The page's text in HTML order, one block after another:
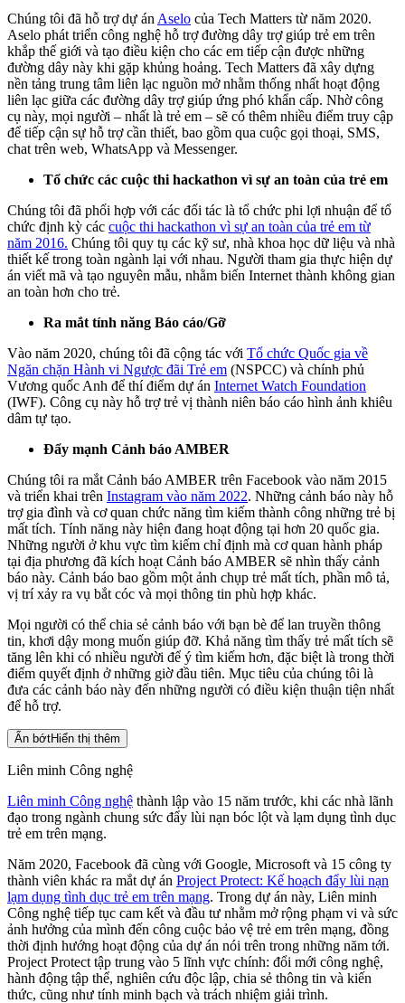
Chúng tôi đã hỗ trợ dự án Aselo của Tech Matters từ năm 2020.
Aselo phát triển công nghệ hỗ trợ đường dây trợ giúp trẻ em trên
khắp thế giới và tạo điều kiện cho các em tiếp cận được những
đường dây này khi gặp khủng hoảng. Tech Matters đã xây dựng
nền tảng trung tâm liên lạc nguồn mở nhằm thống nhất hoạt động
liên lạc giữa các đường dây trợ giúp ứng phó khẩn cấp. Nhờ công
cụ này, mọi người – nhất là trẻ em – sẽ có thêm nhiều điểm truy cập
để tiếp cận sự hỗ trợ cần thiết, bao gồm qua cuộc gọi thoại, SMS,
chat trên web, WhatsApp và Messenger.
Tổ chức các cuộc thi hackathon vì sự an toàn của trẻ em
Chúng tôi đã phối hợp với các đối tác là tổ chức phi lợi nhuận để tổ
chức định kỳ các cuộc thi hackathon vì sự an toàn của trẻ em từ
năm 2016. Chúng tôi quy tụ các kỹ sư, nhà khoa học dữ liệu và nhà
thiết kế trong toàn ngành lại với nhau. Người tham gia thực hiện dự
án viết mã và tạo nguyên mẫu, nhằm biến Internet thành không gian
an toàn hơn cho trẻ.
Ra mắt tính năng Báo cáo/Gỡ
Vào năm 2020, chúng tôi đã cộng tác với Tổ chức Quốc gia về
Ngăn chặn Hành vi Ngược đãi Trẻ em (NSPCC) và chính phủ
Vương quốc Anh để thí điểm dự án Internet Watch Foundation
(IWF). Công cụ này hỗ trợ trẻ vị thành niên báo cáo hình ảnh khiêu
dâm tự tạo.
Đẩy mạnh Cảnh báo AMBER
Chúng tôi ra mắt Cảnh báo AMBER trên Facebook vào năm 2015
và triển khai trên Instagram vào năm 2022. Những cảnh báo này hỗ
trợ gia đình và cơ quan chức năng tìm kiếm thành công những trẻ bị
mất tích. Tính năng này hiện đang hoạt động tại hơn 20 quốc gia.
Những người ở khu vực tìm kiếm chỉ định mà cơ quan hành pháp
tại địa phương đã kích hoạt Cảnh báo AMBER sẽ nhìn thấy cảnh
báo này. Cảnh báo bao gồm một ảnh chụp trẻ mất tích, phần mô tả,
vị trí xảy ra vụ bắt cóc và mọi thông tin phù hợp khác.
Mọi người có thể chia sẻ cảnh báo với bạn bè để lan truyền thông
tin, khơi dậy mong muốn giúp đỡ. Khả năng tìm thấy trẻ mất tích sẽ
tăng lên khi có nhiều người để ý tìm kiếm hơn, đặc biệt là trong thời
điểm quyết định ở những giờ đầu tiên. Mục tiêu của chúng tôi là
đưa các cảnh báo này đến những người có điều kiện thuận tiện nhất
để hỗ trợ.
Ẩn bớtHiển thị thêm
Liên minh Công nghệ
Liên minh Công nghệ thành lập vào 15 năm trước, khi các nhà lãnh
đạo trong ngành chung sức đẩy lùi nạn bóc lột và lạm dụng tình dục
trẻ em trên mạng.
Năm 2020, Facebook đã cùng với Google, Microsoft và 15 công ty
thành viên khác ra mắt dự án Project Protect: Kế hoạch đẩy lùi nạn
lạm dụng tình dục trẻ em trên mạng. Trong dự án này, Liên minh
Công nghệ tiếp tục cam kết và đầu tư nhằm mở rộng phạm vi và sức
ảnh hưởng của mình đến công cuộc bảo vệ trẻ em trên mạng, đồng
thời định hướng hoạt động của dự án nói trên trong những năm tới.
Project Protect tập trung vào 5 lĩnh vực chính: đổi mới công nghệ,
hành động tập thể, nghiên cứu độc lập, chia sẻ thông tin và kiến
thức, cũng như tính minh bạch và trách nhiệm giải trình.